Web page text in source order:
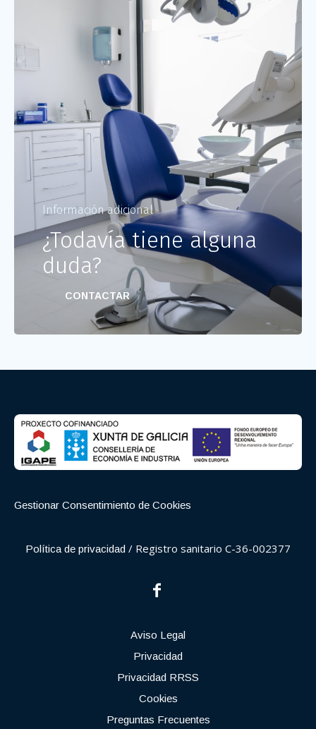
Información adicional
¿Todavía tiene alguna
duda?
CONTACTAR
Gestionar Consentimiento de Cookies
Política de privacidad / Registro sanitario C-36-002377
Aviso Legal
Privacidad
Privacidad RRSS
Cookies
Preguntas Frecuentes